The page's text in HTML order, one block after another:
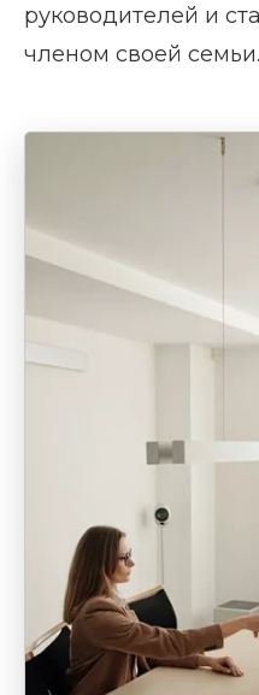
руководителей и
членом своей семьи.